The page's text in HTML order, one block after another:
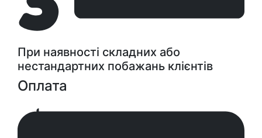
При наявності складних або
нестандартних побажань клієнтів
Оплата